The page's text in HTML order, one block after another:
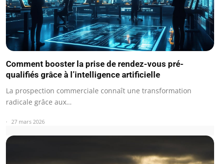
Comment booster la prise de rendez-vous pré-
qualifiés grâce à l’intelligence artificielle
La prospection commerciale connaît une transformation
radicale grâce aux…
27 mars 2026